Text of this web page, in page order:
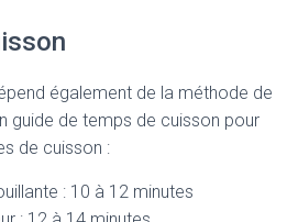
également de la méthode de
guide de temps de cuisson pour
de cuisson :
: 10 à 12 minutes